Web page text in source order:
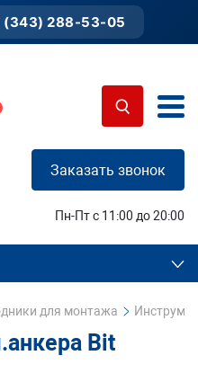
(343) 288-53-05
Заказать звонок
Пн-Пт с 11:00 до 20:00
для монтажа
Bit